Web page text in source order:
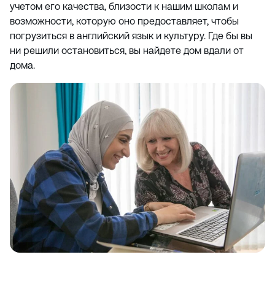
учетом его качества, близости к нашим школам и
возможности, которую оно предоставляет, чтобы
погрузиться в английский язык и культуру. Где бы вы
ни решили остановиться, вы найдете дом вдали от
дома.